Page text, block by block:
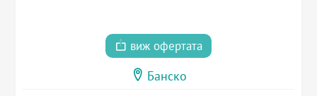
виж офертата
Банско